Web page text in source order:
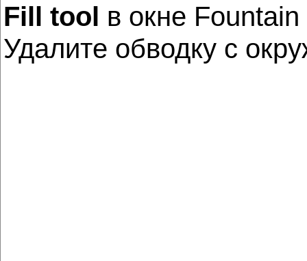
Fill tool в окне
Удалите обводку с